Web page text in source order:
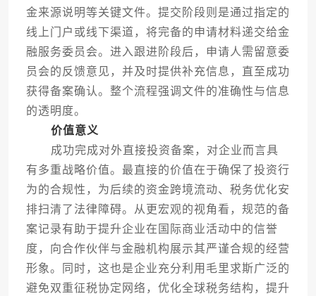
金来源说明等关键文件。提交阶段则是通过指定的
线上门户或线下渠道，将完备的申请材料递交给金
融服务委员会。进入跟进阶段后，申请人需留意委
员会的反馈意见，并及时提供补充信息，直至成功
获得备案确认。整个流程强调文件的准确性与信息
的透明度。
价值意义
成功完成对外直接投资备案，对企业而言具
有多重战略价值。最直接的价值在于确保了投资行
为的合规性，为后续的资金跨境流动、税务优化安
排扫清了法律障碍。从更宏观的视角看，规范的备
案记录有助于提升企业在国际商业活动中的信誉
度，向合作伙伴与金融机构展示其严谨合规的经营
形象。同时，这也是企业充分利用毛里求斯广泛的
避免双重征税协定网络，优化全球税务结构，提升